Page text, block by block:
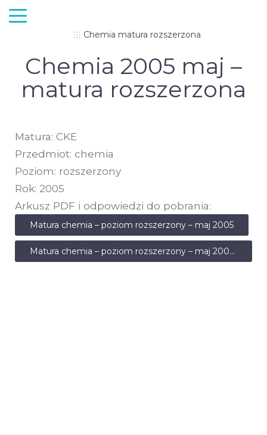
Chemia matura rozszerzona
Chemia 2005 maj –
matura rozszerzona
Matura: CKE
Przedmiot: chemia
Poziom: rozszerzony
Rok: 2005
Arkusz PDF i odpowiedzi do pobrania:
Matura chemia – poziom rozszerzony – maj 2005
Matura chemia – poziom rozszerzony – maj 2005 – odpowiedzi